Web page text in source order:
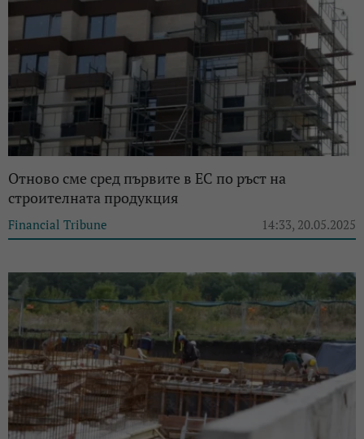
Отново сме сред първите в ЕС по ръст на
строителната продукция
Financial Tribune 14:33, 20.05.2025